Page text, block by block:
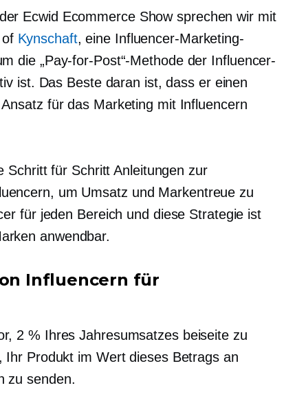
Ecwid Ecommerce Show sprechen wir mit
of Kynschaft, eine Influencer-Marketing-
die „Pay-for-Post“-Methode der Influencer-
ist. Das Beste daran ist, dass er einen
für das Marketing mit Influencern
Schritt für Schritt Anleitungen zur
um Umsatz und Markentreue zu
für jeden Bereich und diese Strategie ist
anwendbar.
Influencern für
2 % Ihres Jahresumsatzes beiseite zu
Ihr Produkt im Wert dieses Betrags an
zu senden.